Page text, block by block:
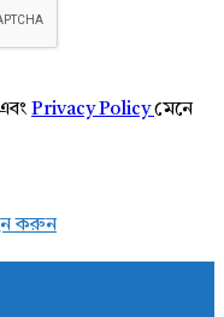
Privacy Policyমেনে
করুন